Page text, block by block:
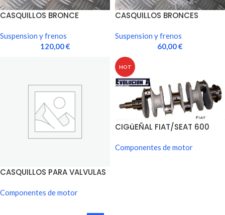
CASQUILLOS BRONCE
Suspension y frenos
120,00€
CASQUILLOS BRONCES
Suspension y frenos
60,00€
CASQUILLOS PARA VALVULAS
Componentes de motor
HOT
CIGüEÑAL FIAT/SEAT 600
Componentes de motor